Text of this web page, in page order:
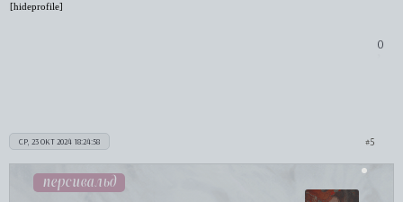
[hideprofile]
0
5
СР, 23 ОКТ 2024 18:24:58
персивальд